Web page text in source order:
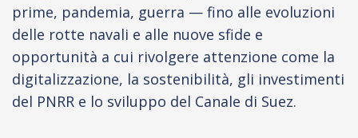
prime, pandemia, guerra — fino alle evoluzioni
delle rotte navali e alle nuove sfide e
opportunità a cui rivolgere attenzione come la
digitalizzazione, la sostenibilità, gli investimenti
del PNRR e lo sviluppo del Canale di Suez.